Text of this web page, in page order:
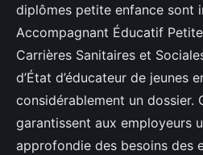
diplômes petite enfance sont
Accompagnant Éducatif
Carrières Sanitaires et
d’État d’éducateur de jeunes
considérablement un dossier.
garantissent aux employeurs
approfondie des besoins des